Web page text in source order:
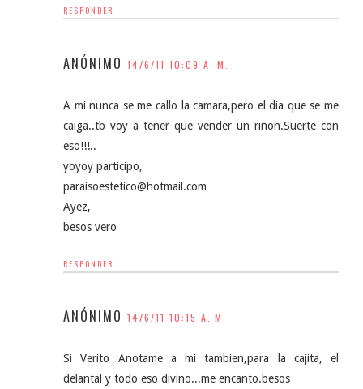
RESPONDER
ANÓNIMO 14/6/11 10:09 A. M.
A mi nunca se me callo la camara,pero el dia que se me
caiga..tb voy a tener que vender un riñon.Suerte con
eso!!!..
yoyoy participo,
paraisoestetico@hotmail.com
Ayez,
besos vero
RESPONDER
ANÓNIMO 14/6/11 10:15 A. M.
Si Verito Anotame a mi tambien,para la cajita, el
delantal y todo eso divino...me encanto.besos